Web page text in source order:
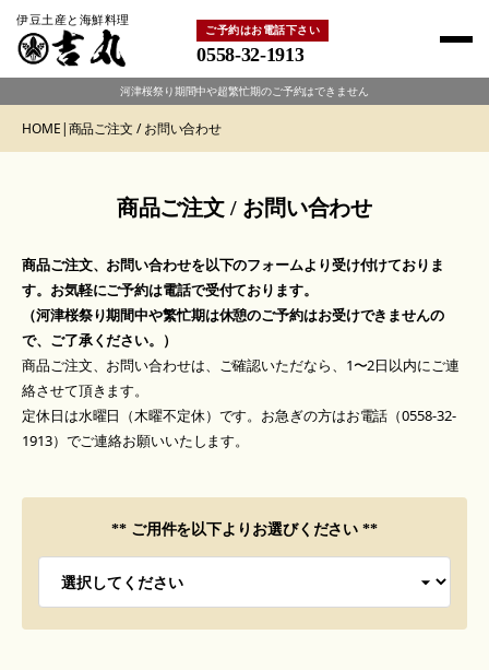
伊豆土産と海鮮料理
ご予約はお電話下さい
0558-32-1913
河津桜祭り期間中や超繁忙期のご予約はできません
HOME|商品ご注文 / お問い合わせ
商品ご注文 / お問い合わせ
商品ご注文、お問い合わせを以下のフォームより受け付けておりま
す。お気軽にご予約は電話で受付ております。
（河津桜祭り期間中や繁忙期は休憩のご予約はお受けできませんの
で、ご了承ください。）
商品ご注文、お問い合わせは、ご確認いただなら、1〜2日以内にご連
絡させて頂きます。
定休日は水曜日（木曜不定休）です。お急ぎの方はお電話（0558-32-
1913）でご連絡お願いいたします。
** ご用件を以下よりお選びください **